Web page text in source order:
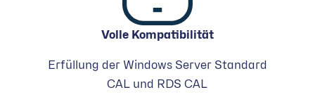
Volle Kompatibilität
Erfüllung der Windows Server Standard
CAL und RDS CAL